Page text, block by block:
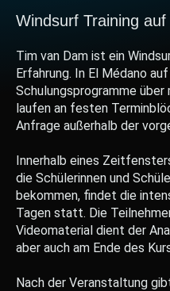
Windsurf Training auf
Tim van Dam ist ein
Erfahrung. In El Médano
Schulungsprogramme über
laufen an festen
Anfrage außerhalb der
Innerhalb eines
die Schülerinnen und
bekommen, findet die
Tagen statt. Die
Videomaterial dient der
aber auch am Ende des
Nach der Veranstaltung